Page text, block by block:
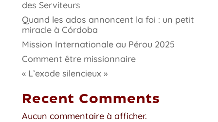
des Serviteurs
Quand les ados annoncent la foi : un petit
miracle à Córdoba
Mission Internationale au Pérou 2025
Comment être missionnaire
« L’exode silencieux »
Recent Comments
Aucun commentaire à afficher.